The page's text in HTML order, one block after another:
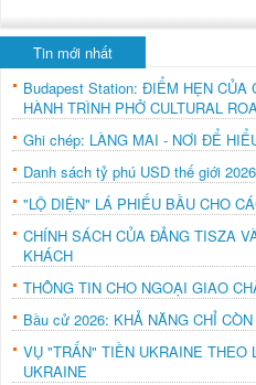
Tin mới nhất
Budapest Station: ĐIỂM HẸN CỦA
HÀNH TRÌNH PHỞ CULTURAL
Ghi chép: LÀNG MAI - NƠI ĐỂ
Danh sách tỷ phú USD thế giới
"LỘ DIỆN" LÁ PHIẾU BẦU CHO
CHÍNH SÁCH CỦA ĐẢNG TISZA
KHÁCH
THÔNG TIN CHO NGOẠI GIAO
Bầu cử 2026: KHẢ NĂNG CHỈ
VỤ "TRẤN" TIỀN UKRAINE THEO
UKRAINE